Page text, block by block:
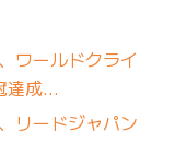
ワールドクライ
達成…
リードジャパン